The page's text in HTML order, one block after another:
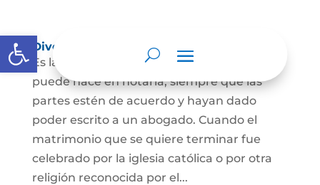
Abrir barra de herramientas
Divorcio
Es la terminación del Matrimonio Civil y se
puede hace en notaría, siempre que las
partes estén de acuerdo y hayan dado
poder escrito a un abogado. Cuando el
matrimonio que se quiere terminar fue
celebrado por la iglesia católica o por otra
religión reconocida por el...